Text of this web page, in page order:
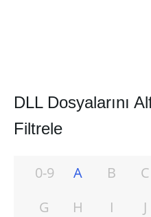
DLL Dosyalarını
Filtrele
0-9 A B C
G
H I J